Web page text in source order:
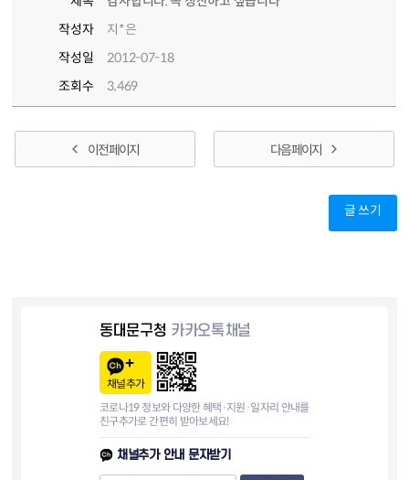
작성자
지*은
작성일
2012-07-18
조회수
3,469
이전 페이지 다음 페이지
글 쓰기
동대문구청 카카오톡채널
채널추가
코로나19 정보와 다양한 혜택·지원·일자리 안내를
친구추가로 간편히 받아보세요!
채널추가 안내 문자받기